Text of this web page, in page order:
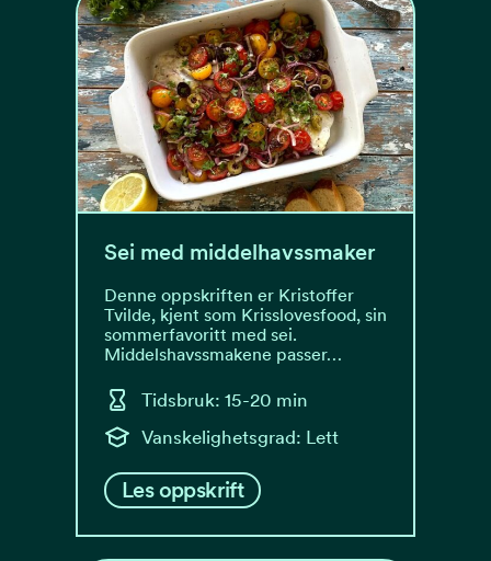
Sei med middelhavssmaker
Denne oppskriften er Kristoffer
Tvilde, kjent som Krisslovesfood, sin
sommerfavoritt med sei.
Middelshavssmakene passer…
Tidsbruk: 15-20 min
Vanskelighetsgrad: Lett
Les oppskrift